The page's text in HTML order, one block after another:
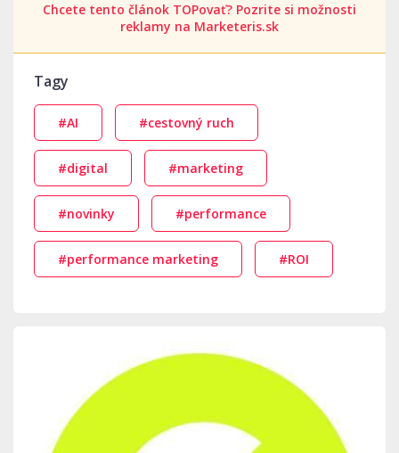
Chcete tento článok TOPovať? Pozrite si možnosti
reklamy na Marketeris.sk
Tagy
#AI #cestovný ruch
#digital #marketing
#novinky #performance
#performance marketing #ROI